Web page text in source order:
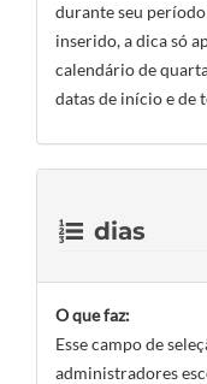
durante seu
inserido, a dica só
calendário de
datas de início e de
dias
O que faz:
Esse campo de
administradores